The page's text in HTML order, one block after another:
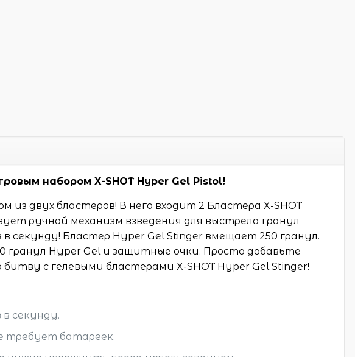
набором X-SHOT Hyper Gel Pistol!
из двух бластеров! В него входит 2 Бластера X-SHOT
ручной механизм взведения для выстрела гранул
секунду! Бластер Hyper Gel Stinger вмещает 250 гранул.
гранул Hyper Gel и защитные очки. Просто добавьте
с гелевыми бластерами X-SHOT Hyper Gel Stinger!
секунду.
требует батареек.